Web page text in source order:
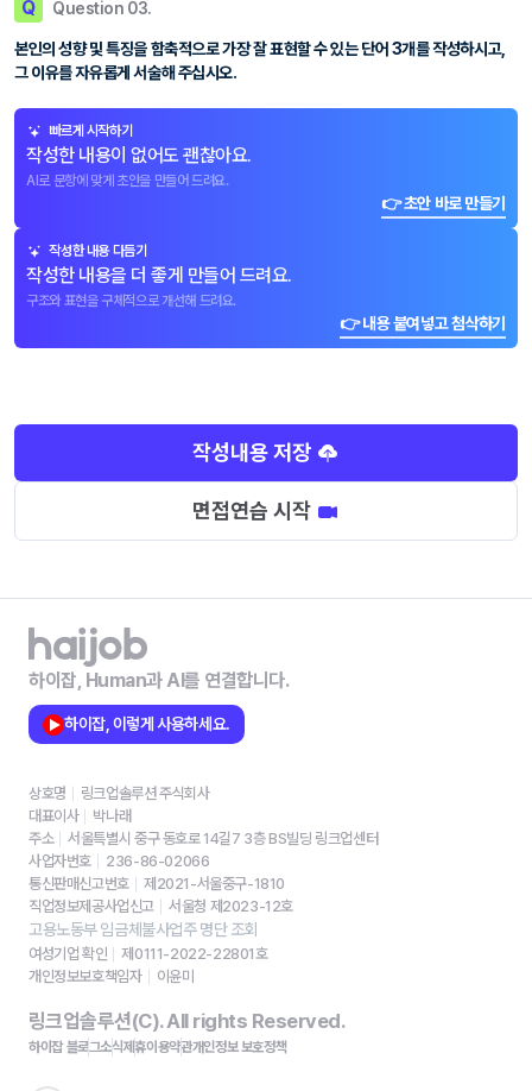
Q Question 03.
본인의 성향 및 특징을 함축적으로 가장 잘 표현할 수 있는 단어 3개를 작성하시고,
그 이유를 자유롭게 서술해 주십시오.
빠르게 시작하기
작성한 내용이 없어도 괜찮아요.
AI로 문항에 맞게 초안을 만들어 드려요.
👉 초안 바로 만들기
작성한 내용 다듬기
작성한 내용을 더 좋게 만들어 드려요.
구조와 표현을 구체적으로 개선해 드려요.
👉 내용 붙여넣고 첨삭하기
작성내용 저장
면접연습 시작
하이잡, Human과 AI를 연결합니다.
하이잡, 이렇게 사용하세요.
상호명
링크업솔루션 주식회사
대표이사
박나래
주소
서울특별시 중구 동호로 14길7 3층 BS빌딩 링크업센터
사업자번호
236-86-02066
통신판매신고번호
제2021-서울중구-1810
직업정보제공사업신고
서울청 제2023-12호
고용노동부 임금체불사업주 명단 조회
여성기업 확인
제0111-2022-22801호
개인정보보호책임자
이윤미
링크업솔루션(C). All rights Reserved.
하이잡 블로그소식제휴이용약관개인정보 보호정책